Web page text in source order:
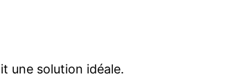
une solution idéale.